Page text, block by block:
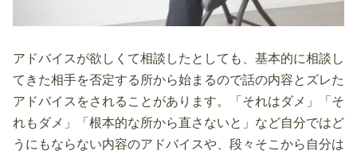
アドバイスが欲しくて相談したとしても、基本的に相談し
てきた相手を否定する所から始まるので話の内容とズレた
アドバイスをされることがあります。「それはダメ」「そ
れもダメ」「根本的な所から直さないと」など自分ではど
うにもならない内容のアドバイスや、段々そこから自分は